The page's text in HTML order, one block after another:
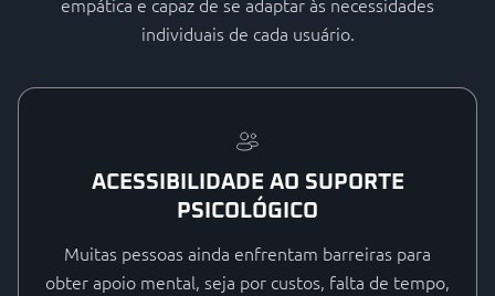
individuais de cada usuário.
ACESSIBILIDADE AO SUPORTE
PSICOLÓGICO
Muitas pessoas ainda enfrentam barreiras para
obter apoio mental, seja por custos, falta de tempo,